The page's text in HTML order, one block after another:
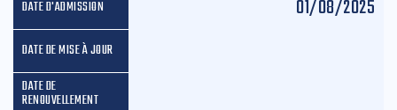
01/08/2025